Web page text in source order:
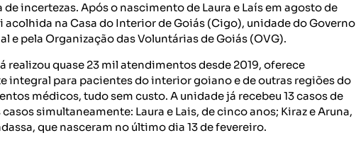
incertezas. Após o nascimento de Laura e Laís em agosto de
acolhida na Casa do Interior de Goiás (Cigo), unidade do Governo
e pela Organização das Voluntárias de Goiás (OVG).
realizou quase 23 mil atendimentos desde 2019, oferece
integral para pacientes do interior goiano e de outras regiões do
médicos, tudo sem custo. A unidade já recebeu 13 casos de
simultaneamente: Laura e Lais, de cinco anos; Kiraz e Aruna,
que nasceram no último dia 13 de fevereiro.